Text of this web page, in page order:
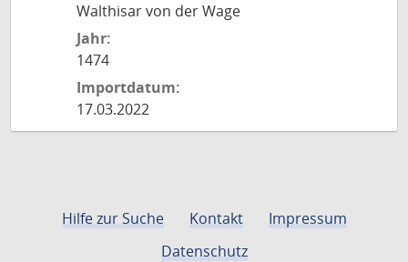
Walthisar von der Wage
Jahr:
1474
Importdatum:
17.03.2022
Hilfe zur Suche Kontakt
Impressum
Datenschutz